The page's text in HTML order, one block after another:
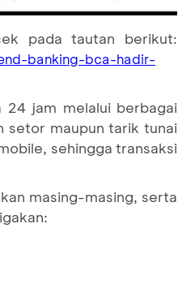
pada tautan berikut:
banking-bca-hadir-
24 jam melalui berbagai
setor maupun tarik tunai
sehingga transaksi
masing-masing, serta